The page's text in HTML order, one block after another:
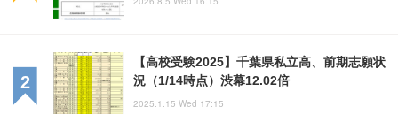
【高校受験2025】千葉県私立高、前期志願状
況（1/14時点）渋幕12.02倍
2025.1.15 Wed 17:15